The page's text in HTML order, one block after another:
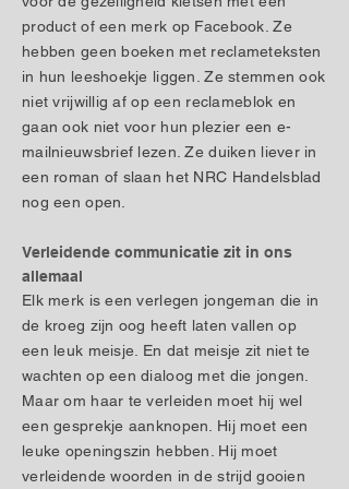
product of een merk op Facebook. Ze
hebben geen boeken met reclameteksten
in hun leeshoekje liggen. Ze stemmen ook
niet vrijwillig af op een reclameblok en
gaan ook niet voor hun plezier een e-
mailnieuwsbrief lezen. Ze duiken liever in
een roman of slaan het NRC Handelsblad
nog een open.
Verleidende communicatie zit in ons
allemaal
Elk merk is een verlegen jongeman die in
de kroeg zijn oog heeft laten vallen op
een leuk meisje. En dat meisje zit niet te
wachten op een dialoog met die jongen.
Maar om haar te verleiden moet hij wel
een gesprekje aanknopen. Hij moet een
leuke openingszin hebben. Hij moet
verleidende woorden in de strijd gooien